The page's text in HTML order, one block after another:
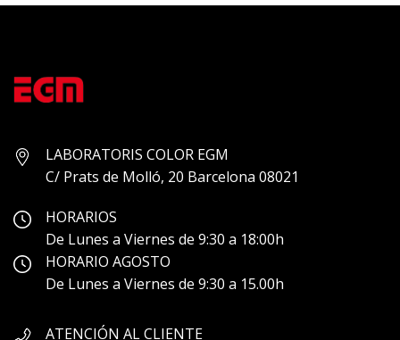
LABORATORIS COLOR EGM
C/ Prats de Molló, 20 Barcelona 08021
HORARIOS
De Lunes a Viernes de 9:30 a 18:00h
HORARIO AGOSTO
De Lunes a Viernes de 9:30 a 15.00h
ATENCIÓN AL CLIENTE